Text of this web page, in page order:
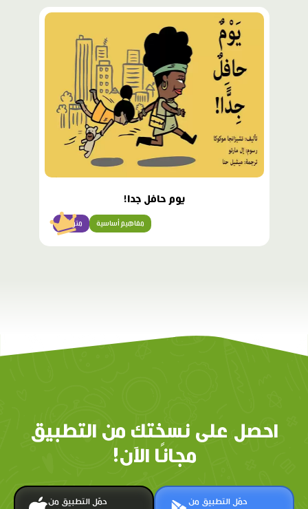
محتوى
يوم حافل جدا!
متوسّط مفاهيم أساسية
احصل على نسختك من التطبيق
مجانًا الآن!
حمّل التطبيق من حمّل التطبيق من